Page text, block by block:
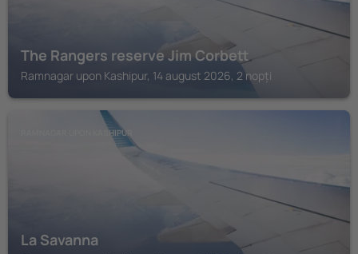
The Rangers reserve Jim Corbett
Ramnagar upon Kashipur, 14 august 2026, 2 nopți
RAMNAGAR UPON KASHIPUR
La Savanna